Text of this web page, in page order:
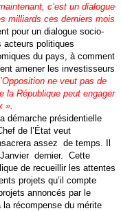
c’est un dialogue
milliards ces derniers mois
pour un dialogue socio-
acteurs politiques
du pays, à comment
amener les investisseurs
ne veut pas de
la République peut engager
».
démarche présidentielle
de l’État veut
assez de temps. Il
dernier. Cette
de recueillir les attentes
projets qu’il compte
annoncés par le
récompense du mérite